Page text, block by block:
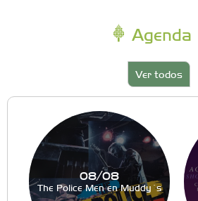
Agenda
Ver todos
08/08
The Police Men en Muddy´s